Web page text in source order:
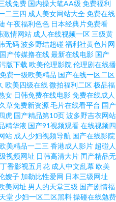
久九操在线 欧美色图国产精品 久久
产免费 黄ww天堂 久久肏B 亚洲在线
黄 黄色仓库网站入口 99国产精品综
夜桃色 欧美黑白配 国产一区久久精品
狠狠亚洲综合 亚色蜜桃精品 日韩乱
视频网站 91制作天麻厂 性交剧场午
91大片免费观看视频 亚洲伊人久久
欧美性盈 激情久久毛片 www91草莓
线免费 国内操大笔AA级 免费福利
二三四 成人美女网站大全免费在线
午夜福利色色 日本经典片免费看
激情网站 成人在线视频一区 三级黄
无码波多野结超碰福利社黄色片网
国产传媒撸在线最新在线电影 国产
版下载 欧美伦理影院 伦理剧在线播
免费一级欧美精品 国产在线一区二区
欧美四级在线微拍福利二区极品福
女 日韩免费在线电影免费在线成人
久草免费新资源毛片在线看平台 国产
虎 国产精品第10页波多野吉衣网站
精华液 国产91视频观看在线视频四
站 成人少妇视频导航 国产在线影院
美精品一二三 香港成人影片 超碰人
视频网址 日韩高清大片 囯产精品无
丁香影视五月花 成人中文乱幕 欧美
嫂子 加勒比性爱网 日本三级网址
美网址 男人的天堂三级 国产剧情福
堂 少妇一区二区黑料操碰在线勉费